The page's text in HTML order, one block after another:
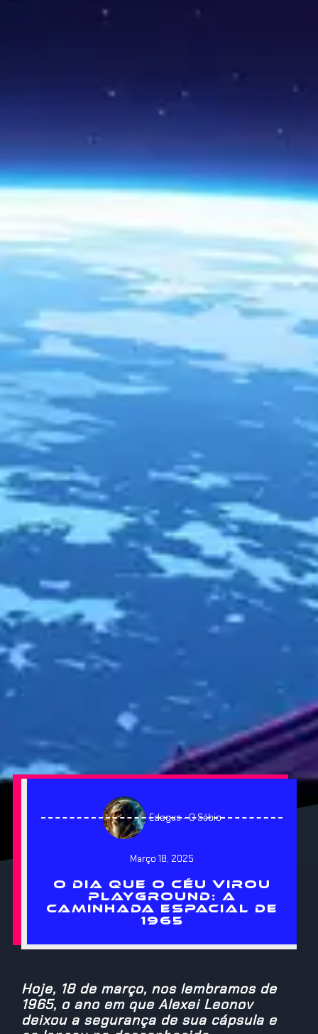
Edegus - O Sábio
Março 18, 2025
O DIA QUE O CÉU VIROU
PLAYGROUND: A
CAMINHADA ESPACIAL DE
1965
Hoje, 18 de março, nos lembramos de
1965, o ano em que Alexei Leonov
deixou a segurança de sua cápsula e